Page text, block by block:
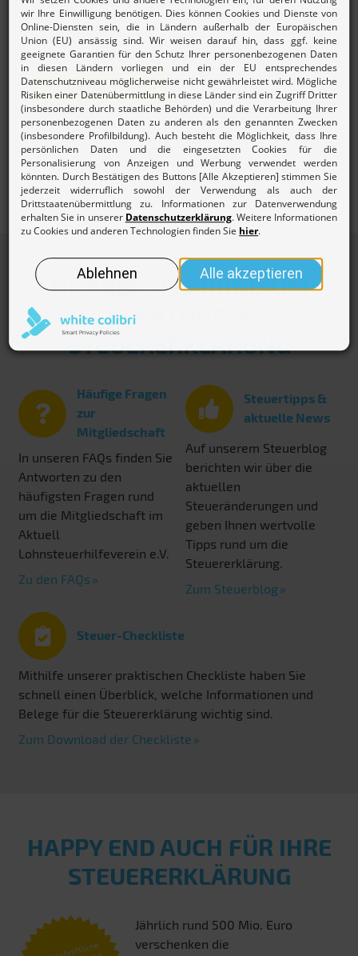
Beitrag berechnen
Mehr zur Beitragsordnung und den Gebühren des
Lohnsteuerhilfevereins.
HILFREICHES RUND UM
BERATUNG &
STEUERERKLÄRUNG
Häufige Fragen
zur
Mitgliedschaft
In unseren FAQs finden Sie
Antworten zu den
häufigsten Fragen rund
um die Mitgliedschaft im
Aktuell
Lohnsteuerhilfeverein e.V.
Zu den FAQs
Steuertipps &
aktuelle News
Auf unserem Steuerblog
berichten wir über die
aktuellen
Steueränderungen und
geben Ihnen wertvolle
Tipps rund um die
Steuererklärung.
Zum Steuerblog
Steuer-Checkliste
Mithilfe unserer praktischen Checkliste haben Sie
schnell einen Überblick, welche Informationen und
Belege für die Steuererklärung wichtig sind.
Zum Download der Checkliste
HAPPY END AUCH FÜR IHRE
STEUERERKLÄRUNG
Jährlich rund 500 Mio. Euro
verschenken die